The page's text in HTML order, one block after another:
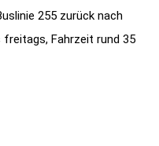
255 zurück nach
Fahrzeit rund 35